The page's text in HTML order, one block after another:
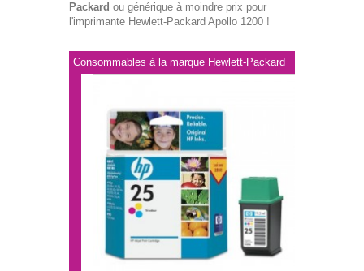
Packard ou générique à moindre prix pour
l'imprimante Hewlett-Packard Apollo 1200 !
Consommables à la marque Hewlett-Packard